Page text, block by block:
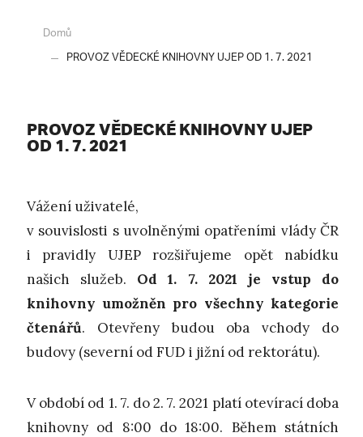
Domů
PROVOZ VĚDECKÉ KNIHOVNY UJEP OD 1. 7. 2021
PROVOZ VĚDECKÉ KNIHOVNY UJEP
OD 1. 7. 2021
Vážení uživatelé,
v souvislosti s uvolněnými opatřeními vlády ČR
i pravidly UJEP rozšiřujeme opět nabídku
našich služeb. Od 1. 7. 2021 je vstup do
knihovny umožněn pro všechny kategorie
čtenářů. Otevřeny budou oba vchody do
budovy (severní od FUD i jižní od rektorátu).
V období od 1. 7. do 2. 7. 2021 platí otevírací doba
knihovny od 8:00 do 18:00. Během státních